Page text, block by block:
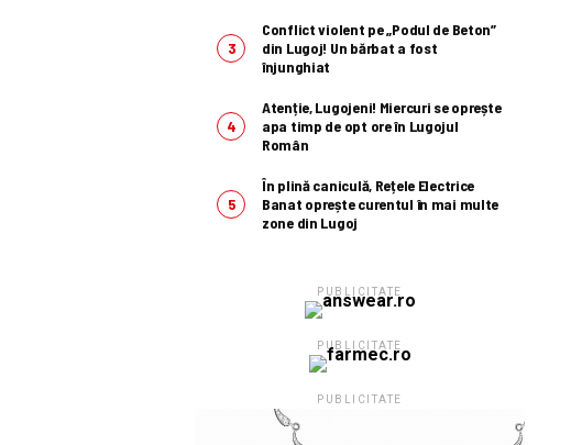
Conflict violent pe „Podul de Beton”
din Lugoj! Un bărbat a fost
înjunghiat
Atenție, Lugojeni! Miercuri se oprește
apa timp de opt ore în Lugojul
Român
În plină caniculă, Rețele Electrice
Banat oprește curentul în mai multe
zone din Lugoj
PUBLICITATE
PUBLICITATE
PUBLICITATE